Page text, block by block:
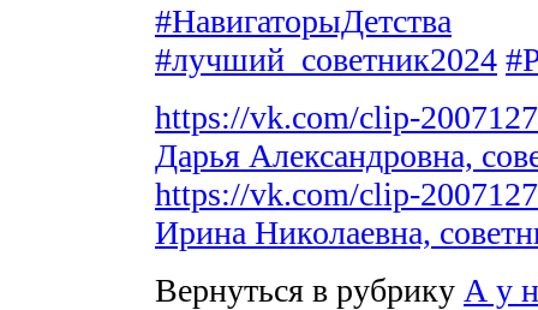
#НавигаторыДетства
#лучший_советник2024
https://vk.com/clip-
Дарья Александровна,
https://vk.com/clip-
Ирина Николаевна,
Вернуться в рубрику А у